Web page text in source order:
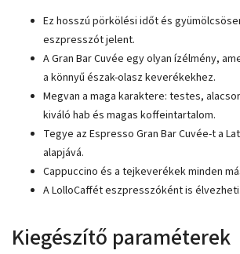
Ez hosszú pörkölési időt és
eszpresszót jelent.
A Gran Bar Cuvée egy olyan ízélmény,
a könnyű észak-olasz keverékekhez.
Megvan a maga karaktere: testes,
kiváló hab és magas koffeintartalom.
Tegye az Espresso Gran Bar Cuvée-t a
alapjává.
Cappuccino és a tejkeverékek minden
A LolloCaffét eszpresszóként is élvezheti.
Kiegészítő paraméterek